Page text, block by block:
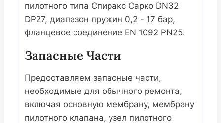
пилотного типа Спиракс Сарко DN32
DP27, диапазон пружин 0,2 - 17 бар,
фланцевое соединение EN 1092 PN25.
Запасные Части
Предоставляем запасные части,
необходимые для обычного ремонта,
включая основную мембрану, мембрану
пилотного клапана, узел пилотного